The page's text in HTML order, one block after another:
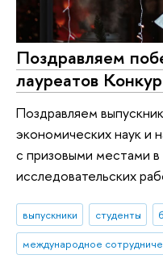
Поздравляем
лауреатов
Поздравляем
экономических наук и
с призовыми местами
исследовательских
выпускники студенты
международное